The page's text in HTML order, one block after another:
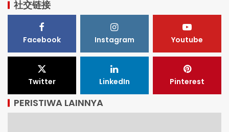
社交链接
Facebook Instagram Youtube
Twitter LinkedIn Pinterest
PERISTIWA LAINNYA